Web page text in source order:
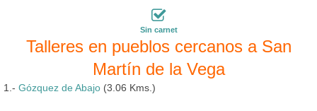
Sin carnet
Talleres en pueblos cercanos a San
Martín de la Vega
1.- Gózquez de Abajo (3.06 Kms.)